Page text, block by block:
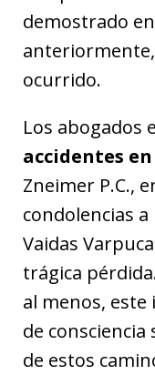
demostrado
ocurrido.
Los abogados
accidentes
Zneimer P.C.,
condolencias
Vaidas
trágica
al menos,
de
de estos